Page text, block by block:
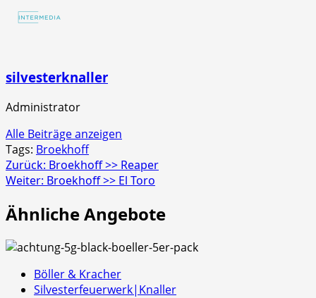
silvesterknaller
Administrator
Alle Beiträge anzeigen
Tags: Broekhoff
Beitragsnavigation
Zurück: Broekhoff >> Reaper
Weiter: Broekhoff >> El Toro
Ähnliche Angebote
Böller & Kracher
Silvesterfeuerwerk|Knaller